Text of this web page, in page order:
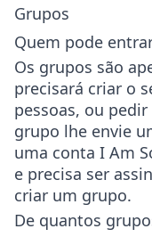
Grupos
Quem pode
Os grupos são
precisará criar o
pessoas, ou
grupo lhe envie
uma conta I Am
e precisa ser
criar um grupo.
De quantos